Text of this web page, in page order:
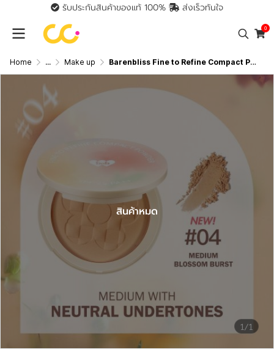
รับประกันสินค้าของแท้ 100% ส่งเร็วทันใจ
0
Home ... Make up Barenbliss Fine to Refine Compact Powder แป้งอัดแข็งคุมมัน SPF 25 PA+++ 6 กรัม
1/1
สินค้าหมด